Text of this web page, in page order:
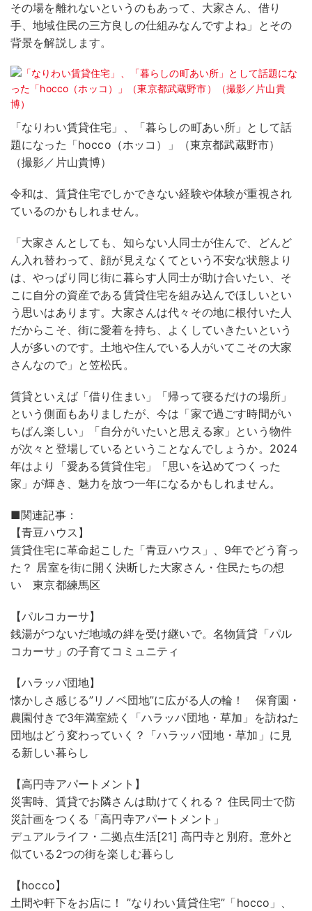
その場を離れないというのもあって、大家さん、借り
手、地域住民の三方良しの仕組みなんですよね」とその
背景を解説します。
「なりわい賃貸住宅」、「暮らしの町あい所」として話
題になった「hocco（ホッコ）」（東京都武蔵野市）
（撮影／片山貴博）
令和は、賃貸住宅でしかできない経験や体験が重視され
ているのかもしれません。
「大家さんとしても、知らない人同士が住んで、どんど
ん入れ替わって、顔が見えなくてという不安な状態より
は、やっぱり同じ街に暮らす人同士が助け合いたい、そ
こに自分の資産である賃貸住宅を組み込んでほしいとい
う思いはあります。大家さんは代々その地に根付いた人
だからこそ、街に愛着を持ち、よくしていきたいという
人が多いのです。土地や住んでいる人がいてこその大家
さんなので」と笠松氏。
賃貸といえば「借り住まい」「帰って寝るだけの場所」
という側面もありましたが、今は「家で過ごす時間がい
ちばん楽しい」「自分がいたいと思える家」という物件
が次々と登場しているということなんでしょうか。2024
年はより「愛ある賃貸住宅」「思いを込めてつくった
家」が輝き、魅力を放つ一年になるかもしれません。
■関連記事：
【青豆ハウス】
賃貸住宅に革命起こした「青豆ハウス」、9年でどう育っ
た？ 居室を街に開く決断した大家さん・住民たちの想
い 東京都練馬区
【パルコカーサ】
銭湯がつないだ地域の絆を受け継いで。名物賃貸「パル
コカーサ」の子育てコミュニティ
【ハラッパ団地】
懐かしさ感じる”リノベ団地”に広がる人の輪！ 保育園・
農園付きで3年満室続く「ハラッパ団地・草加」を訪ねた
団地はどう変わっていく？「ハラッパ団地・草加」に見
る新しい暮らし
【高円寺アパートメント】
災害時、賃貸でお隣さんは助けてくれる？ 住民同士で防
災計画をつくる「高円寺アパートメント」
デュアルライフ・二拠点生活[21] 高円寺と別府。意外と
似ている2つの街を楽しむ暮らし
【hocco】
土間や軒下をお店に！ ”なりわい賃貸住宅”「hocco」、